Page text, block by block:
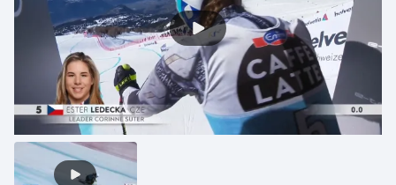
Plavání
Plážový volejbal
Ragby
Rychlobruslení